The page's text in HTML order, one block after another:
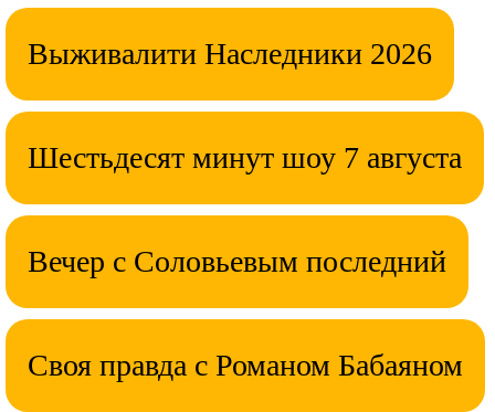
Выживалити Наследники 2026
Шестьдесят минут шоу 7 августа
Вечер с Соловьевым последний
Своя правда с Романом Бабаяном